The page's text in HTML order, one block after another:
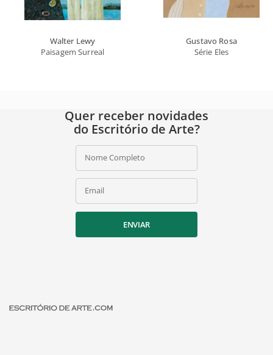
Walter Lewy
Paisagem Surreal
Gustavo Rosa
Série Eles
Quer receber novidades
do Escritório de Arte?
Nome Completo
Email
ENVIAR